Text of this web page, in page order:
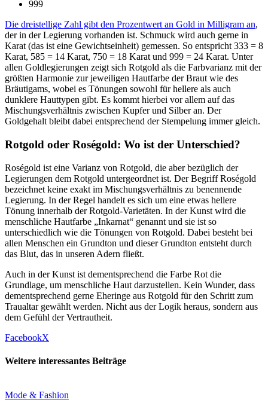
999
Die dreistellige Zahl gibt den Prozentwert an Gold in Milligram an,
der in der Legierung vorhanden ist. Schmuck wird auch gerne in
Karat (das ist eine Gewichtseinheit) gemessen. So entspricht 333 = 8
Karat, 585 = 14 Karat, 750 = 18 Karat und 999 = 24 Karat. Unter
allen Goldlegierungen zeigt sich Rotgold als die Farbvarianz mit der
größten Harmonie zur jeweiligen Hautfarbe der Braut wie des
Bräutigams, wobei es Tönungen sowohl für hellere als auch
dunklere Hauttypen gibt. Es kommt hierbei vor allem auf das
Mischungsverhältnis zwischen Kupfer und Silber an. Der
Goldgehalt bleibt dabei entsprechend der Stempelung immer gleich.
Rotgold oder Roségold: Wo ist der Unterschied?
Roségold ist eine Varianz von Rotgold, die aber bezüglich der
Legierungen dem Rotgold untergeordnet ist. Der Begriff Roségold
bezeichnet keine exakt im Mischungsverhältnis zu benennende
Legierung. In der Regel handelt es sich um eine etwas hellere
Tönung innerhalb der Rotgold-Varietäten. In der Kunst wird die
menschliche Hautfarbe „Inkarnat“ genannt und sie ist so
unterschiedlich wie die Tönungen von Rotgold. Dabei besteht bei
allen Menschen ein Grundton und dieser Grundton entsteht durch
das Blut, das in unseren Adern fließt.
Auch in der Kunst ist dementsprechend die Farbe Rot die
Grundlage, um menschliche Haut darzustellen. Kein Wunder, dass
dementsprechend gerne Eheringe aus Rotgold für den Schritt zum
Traualtar gewählt werden. Nicht aus der Logik heraus, sondern aus
dem Gefühl der Vertrautheit.
FacebookX
Weitere interessantes Beiträge
Mode & Fashion